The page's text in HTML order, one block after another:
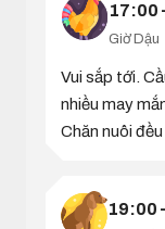
17:00
Giờ Dậu
Vui sắp tới.
nhiều may
Chăn nuôi
19:00